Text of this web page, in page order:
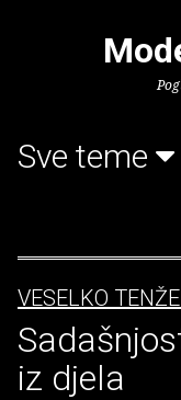
Sve teme
VESELKO
iz djela